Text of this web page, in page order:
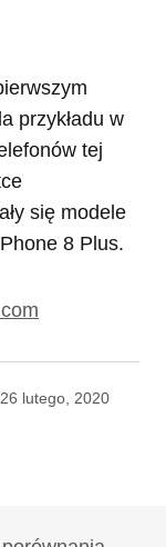
przykładu w
tej
się modele
8 Plus.
26 lutego, 2020